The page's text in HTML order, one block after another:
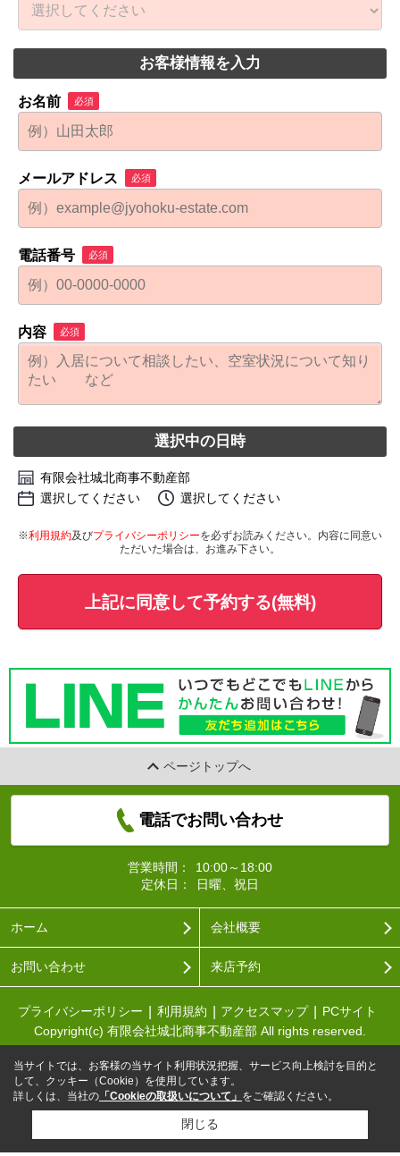
お客様情報を入力
お名前 必須
メールアドレス 必須
電話番号 必須
内容 必須
選択中の日時
有限会社城北商事不動産部
選択してください
選択してください
※利用規約及びプライバシーポリシーを必ずお読みください。内容に同意い
ただいた場合は、お進み下さい。
上記に同意して予約する(無料)
ページトップへ
電話でお問い合わせ
営業時間：
10:00～18:00
定休日：
日曜、祝日
ホーム 会社概要
お問い合わせ 来店予約
プライバシーポリシー 利用規約 アクセスマップ
PCサイト
Copyright(c) 有限会社城北商事不動産部 All rights reserved.
当サイトでは、お客様の当サイト利用状況把握、サービス向上検討を目的と
して、クッキー（Cookie）を使用しています。
詳しくは、当社の 「Cookieの取扱いについて」 をご確認ください。
閉じる